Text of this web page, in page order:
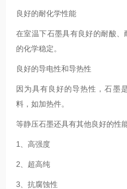
良好的耐化学性能
在室温下石墨具有良好的耐酸
的化学稳定。
良好的导电性和导热性
因为具有良好的导热性，石墨
料，如加热件。
等静压石墨还具有其他良好的性
1、高强度
2、超高纯
3、抗腐蚀性